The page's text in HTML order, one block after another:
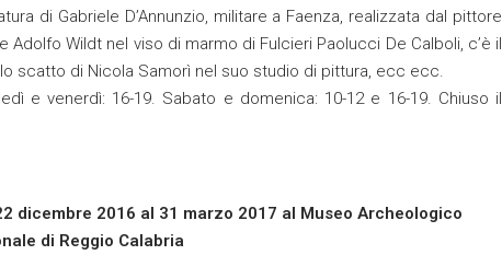
di Gabriele D’Annunzio, militare a Faenza, realizzata dal pittore
Wildt nel viso di marmo di Fulcieri Paolucci De Calboli, c’è il
scatto di Nicola Samorì nel suo studio di pittura, ecc ecc.
e venerdì: 16-19. Sabato e domenica: 10-12 e 16-19. Chiuso il
dicembre 2016 al 31 marzo 2017 al Museo Archeologico
di Reggio Calabria